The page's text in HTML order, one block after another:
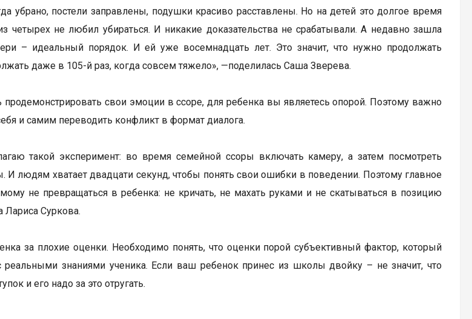
убрано, постели заправлены, подушки красиво расставлены. Но на детей это долгое время
четырех не любил убираться. И никакие доказательства не срабатывали. А недавно зашла
– идеальный порядок. И ей уже восемнадцать лет. Это значит, что нужно продолжать
даже в 105-й раз, когда совсем тяжело», —поделилась Саша Зверева.
продемонстрировать свои эмоции в ссоре, для ребенка вы являетесь опорой. Поэтому важно
и самим переводить конфликт в формат диалога.
такой эксперимент: во время семейной ссоры включать камеру, а затем посмотреть
И людям хватает двадцати секунд, чтобы понять свои ошибки в поведении. Поэтому главное
не превращаться в ребенка: не кричать, не махать руками и не скатываться в позицию
Лариса Суркова.
за плохие оценки. Необходимо понять, что оценки порой субъективный фактор, который
реальными знаниями ученика. Если ваш ребенок принес из школы двойку – не значит, что
и его надо за это отругать.